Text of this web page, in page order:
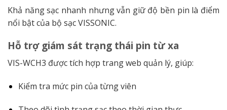
Khả năng sạc nhanh nhưng vẫn giữ độ bền pin là điểm
nổi bật của bộ sạc VISSONIC.
Hỗ trợ giám sát trạng thái pin từ xa
VIS-WCH3 được tích hợp trang web quản lý, giúp:
Kiểm tra mức pin của từng viên